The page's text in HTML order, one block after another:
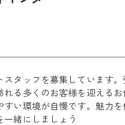
タッフを募集しています
る多くのお客様を迎える
い環境が自慢です。魅力
緒にしましょう